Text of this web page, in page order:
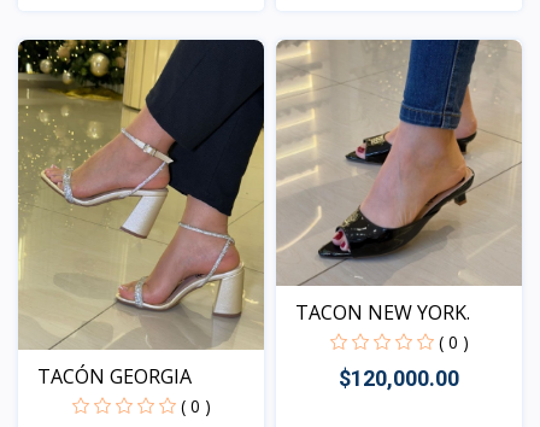
Vista Vista
TACÓN GEORGIA
( 0 )
TACON NEW YORK.
( 0 )
$120,000.00